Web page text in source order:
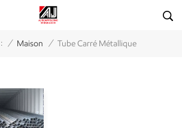
/ Maison / Tube Carré Métallique